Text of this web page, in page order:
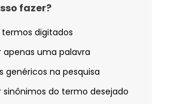
fazer?
termos digitados
apenas uma palavra
genéricos na pesquisa
sinônimos do termo desejado